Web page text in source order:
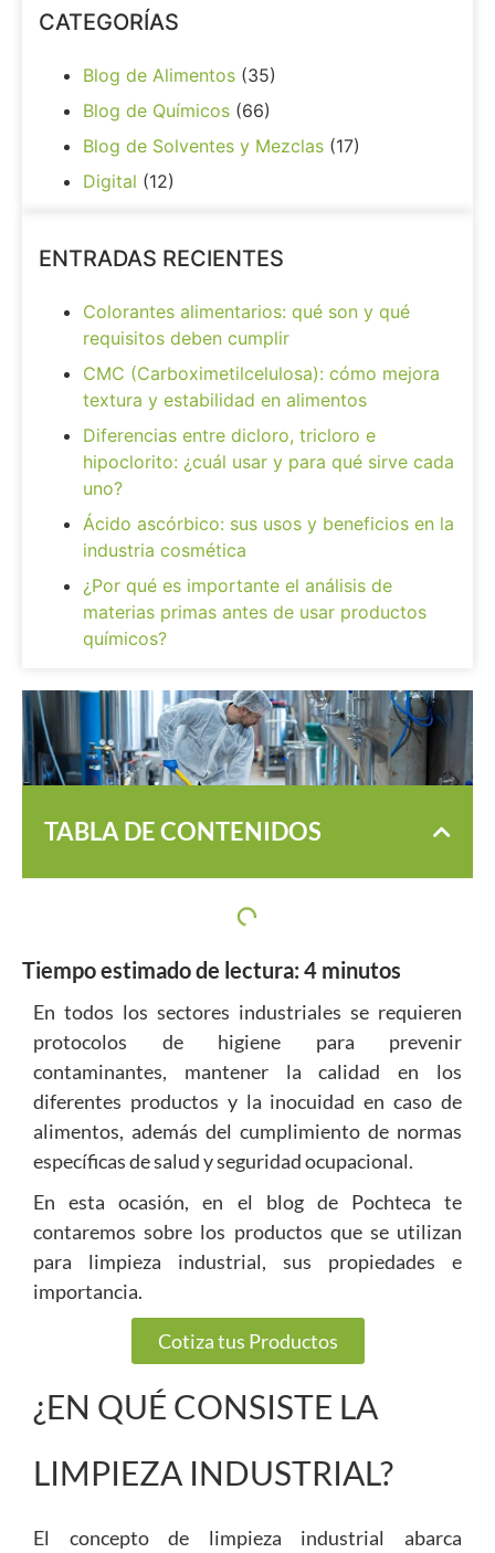
TABLA DE CONTENIDOS
Tiempo estimado de lectura: 4 minutos
En todos los sectores industriales se requieren
protocolos de higiene para prevenir
contaminantes, mantener la calidad en los
diferentes productos y la inocuidad en caso de
alimentos, además del cumplimiento de normas
específicas de salud y seguridad ocupacional.
En esta ocasión, en el blog de Pochteca te
contaremos sobre los productos que se utilizan
para limpieza industrial, sus propiedades e
importancia.
Cotiza tus Productos
¿EN QUÉ CONSISTE LA
LIMPIEZA INDUSTRIAL?
El concepto de limpieza industrial abarca
CATEGORÍAS
Blog de Alimentos (35)
Blog de Químicos (66)
Blog de Solventes y Mezclas (17)
Digital (12)
ENTRADAS RECIENTES
Colorantes alimentarios: qué son y qué
requisitos deben cumplir
CMC (Carboximetilcelulosa): cómo mejora
textura y estabilidad en alimentos
Diferencias entre dicloro, tricloro e
hipoclorito: ¿cuál usar y para qué sirve cada
uno?
Ácido ascórbico: sus usos y beneficios en la
industria cosmética
¿Por qué es importante el análisis de
materias primas antes de usar productos
químicos?